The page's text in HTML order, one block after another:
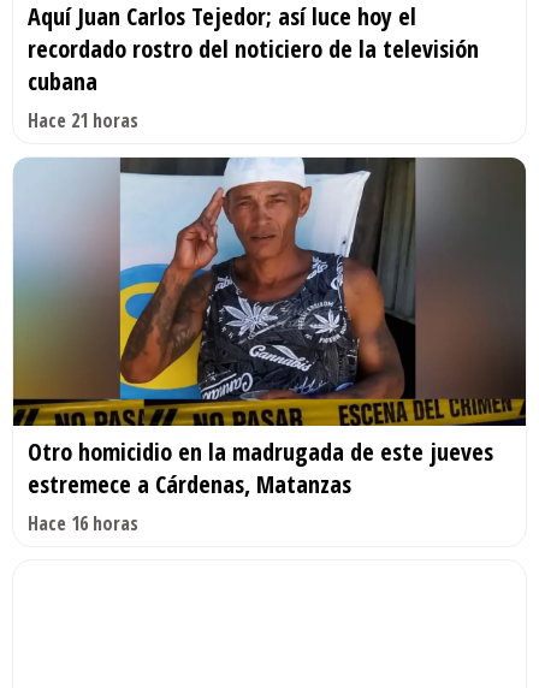
Aquí Juan Carlos Tejedor; así luce hoy el
recordado rostro del noticiero de la televisión
cubana
Hace 21 horas
Otro homicidio en la madrugada de este jueves
estremece a Cárdenas, Matanzas
Hace 16 horas